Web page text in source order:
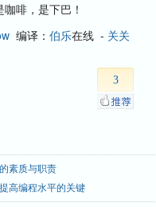
啡，是下巴！
编译： 伯乐在线 - 关关
3
素质与职责
高编程水平的关键